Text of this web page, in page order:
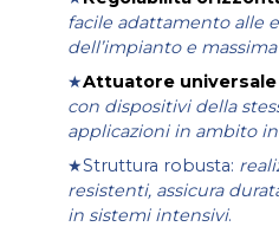
facile adattamento alle
dell’impianto e
★Attuatore universale
con dispositivi della
applicazioni in ambito
★Struttura robusta:
resistenti, assicura
in sistemi intensivi.